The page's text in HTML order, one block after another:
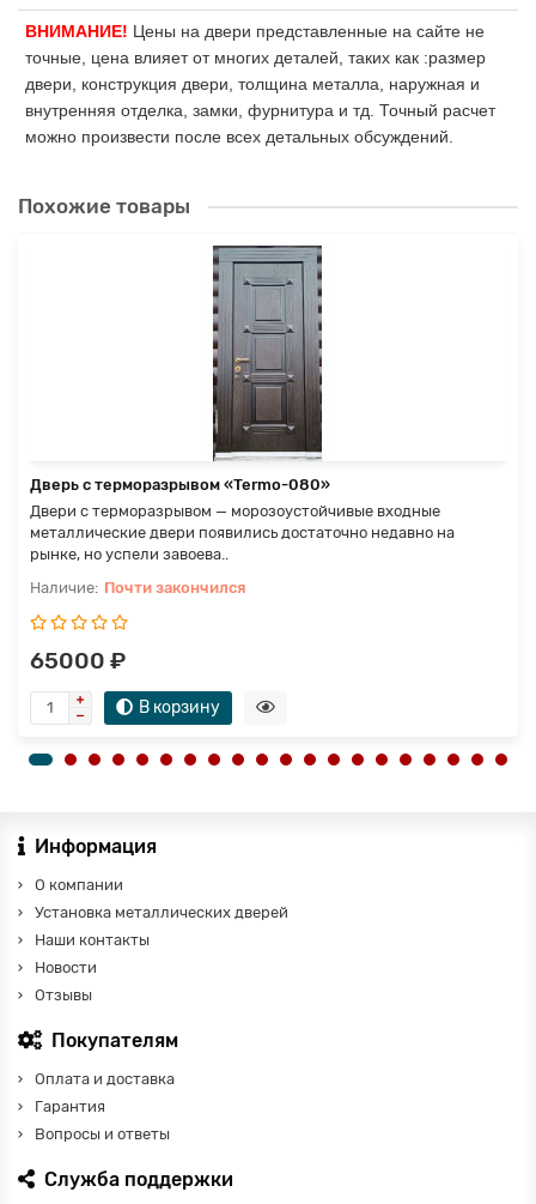
ВНИМАНИЕ! Цены на двери представленные на сайте не
точные, цена влияет от многих деталей, таких как :размер
двери, конструкция двери, толщина металла, наружная и
внутренняя отделка, замки, фурнитура и тд. Точный расчет
можно произвести после всех детальных обсуждений.
Похожие товары
Дверь с терморазрывом «Termo-080»
Двери с терморазрывом — морозоустойчивые входные
металлические двери появились достаточно недавно на
рынке, но успели завоева..
Почти закончился
65000 ₽
В корзину
Информация
О компании
Установка металлических дверей
Наши контакты
Новости
Отзывы
Покупателям
Оплата и доставка
Гарантия
Вопросы и ответы
Служба поддержки